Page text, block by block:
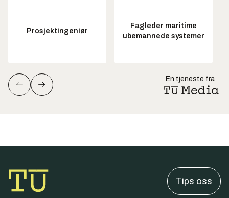
Prosjektingeniør
Fagleder maritime
ubemannede systemer
En tjeneste fra
Tips oss